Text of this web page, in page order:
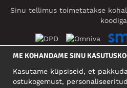
Sinu tellimus toimetatakse
ME KOHANDAME SINU
Kasutame küpsiseid, et
ostukogemust,